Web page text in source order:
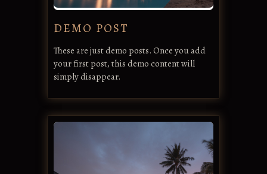
DEMO POST
These are just demo posts. Once you add
your first post, this demo content will
simply disappear.